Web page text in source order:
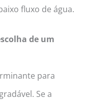
fluxo de água.
de um
para
Se a